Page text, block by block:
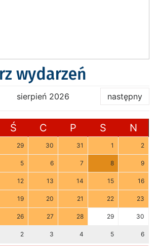
wydarzeń
sierpień 2026 następny
Ś C P S N
29 30 31 1 2
5 6 7 8 9
12 13 14 15 16
19 20 21 22 23
26 27 28 29 30
2 3 4 5 6